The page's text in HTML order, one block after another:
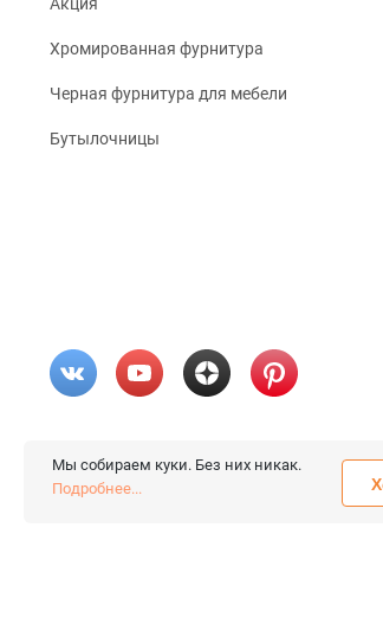
Хромированная фурнитура
Черная фурнитура для мебели
Бутылочницы
© 2026 «FieraShop.ru»
Все
Мы собираем куки. Без них никак.
Подробнее...